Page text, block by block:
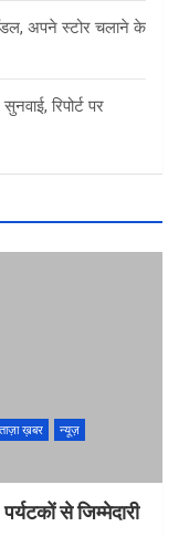
अपने स्टोर चलाने के
रिपोर्ट पर
ताज़ा ख़बर
न्यूज़
से जिम्मेदारी